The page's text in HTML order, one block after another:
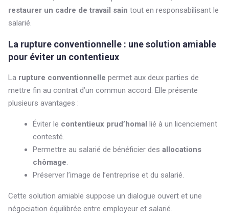
restaurer un cadre de travail sain tout en responsabilisant le
salarié.
La rupture conventionnelle : une solution amiable
pour éviter un contentieux
La rupture conventionnelle permet aux deux parties de
mettre fin au contrat d’un commun accord. Elle présente
plusieurs avantages :
Éviter le contentieux prud’homal lié à un licenciement
contesté.
Permettre au salarié de bénéficier des allocations
chômage.
Préserver l’image de l’entreprise et du salarié.
Cette solution amiable suppose un dialogue ouvert et une
négociation équilibrée entre employeur et salarié.